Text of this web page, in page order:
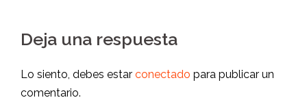
Deja una respuesta
Lo siento, debes estar conectado para publicar un
comentario.